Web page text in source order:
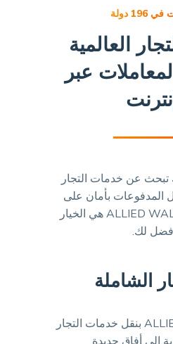
دولة
العالمية
عبر
عن خدمات التجار
المدفوعات بأمان على
موقعك، فإن ALLIED WALLET هي الخيار
لك.
الشاملة
تقوم ALLIED WALLET بنقل خدمات التجار